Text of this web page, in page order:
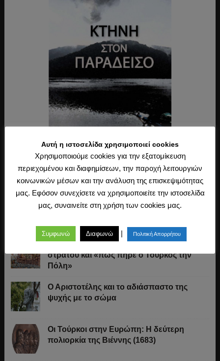
Τελευταία Άρθρα
Ελληνικό πεζοδρόμιο: Οδηγός επιβίωσης
Ο Μακιαβέλι, η αναγκαιότητα του εθνικού
στρατού και «πώς πήρε ο Τούρκος την
Πόλη»
Ο Αριστοτέλης και το αδιάσπαστο της
ψυχής με το σώμα
Οι Τούρκοι στην Ευρώπη: Η δεύτερη
πολιορκία της Βιέννης (1683)
Αυτή η ιστοσελίδα χρησιμοποιεί cookies
Χρησιμοποιούμε cookies για την εξατομίκευση
περιεχομένου και διαφημίσεων, την παροχή λειτουργιών
κοινωνικών μέσων και την ανάλυση της επισκεψιμότητας
μας. Εφόσον συνεχίσετε να χρησιμοποιείτε την ιστοσελίδα
μας, συναινείτε στη χρήση των cookies μας.
Συμφωνώ Διαφωνώ | Πολιτική Απορρήτου